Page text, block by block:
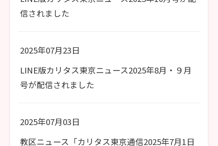
信されました
2025年07月23日
LINE版カリタス東京ニュース2025年8月・９月
号が配信されました
2025年07月03日
教区ニュース「カリタス東京通信2025年7月1日